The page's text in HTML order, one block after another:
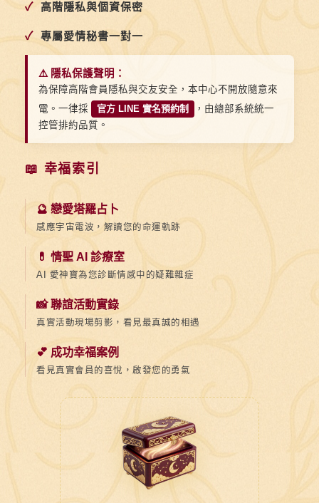
✓ 高階隱私與個資保密
✓ 專屬愛情秘書一對一
⚠️ 隱私保護聲明：
為保障高階會員隱私與交友安全，本中心不開放隨意來
電。一律採
官方 LINE 實名預約制
，由總部系統統一
控管排約品質。
📖 幸福索引
🔮 戀愛塔羅占卜
感應宇宙電波，解讀您的命運軌跡
💊 情聖 AI 診療室
AI 愛神寶為您診斷情感中的疑難雜症
📸 聯誼活動實錄
真實活動現場剪影，看見最真誠的相遇
💕 成功幸福案例
看見真實會員的喜悅，啟發您的勇氣